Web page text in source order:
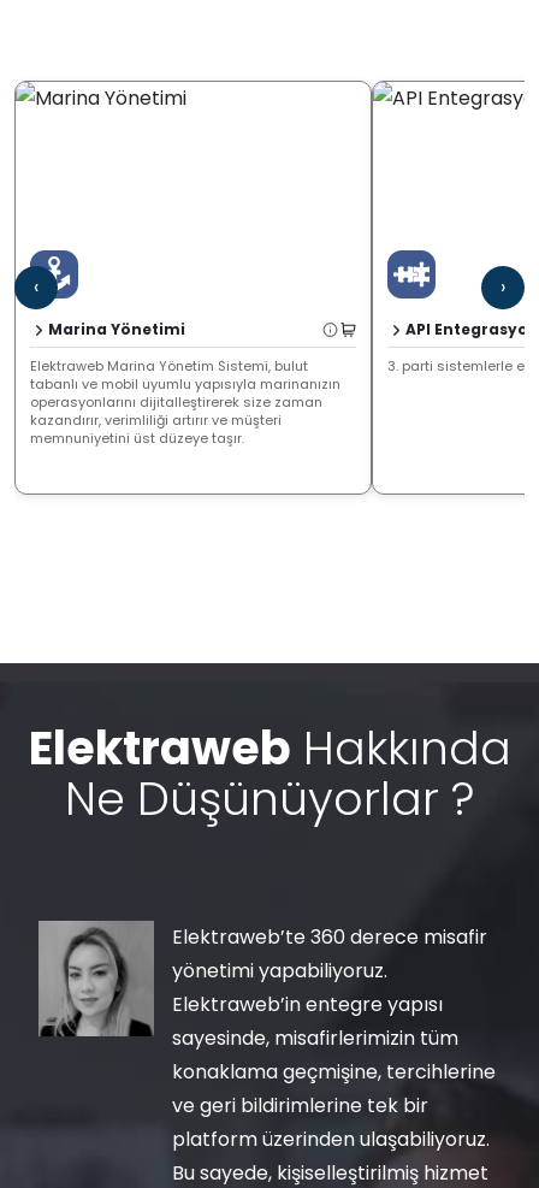
‹
Marina Yönetimi
Elektraweb Marina Yönetim Sistemi, bulut
tabanlı ve mobil uyumlu yapısıyla marinanızın
operasyonlarını dijitalleştirerek size zaman
kazandırır, verimliliği artırır ve müşteri
memnuniyetini üst düzeye taşır.
API
3. parti sistemlerle
›
Elektraweb Hakkında
Ne Düşünüyorlar ?
Elektraweb’te 360 derece misafir
yönetimi yapabiliyoruz.
Elektraweb’in entegre yapısı
sayesinde, misafirlerimizin tüm
konaklama geçmişine, tercihlerine
ve geri bildirimlerine tek bir
platform üzerinden ulaşabiliyoruz.
Bu sayede, kişiselleştirilmiş hizmet